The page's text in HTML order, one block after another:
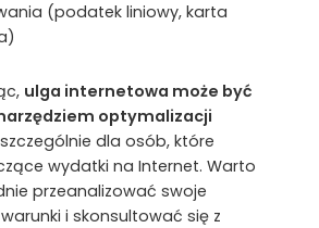
(podatek liniowy, karta
ulga internetowa może być
optymalizacji
dla osób, które
wydatki na Internet. Warto
przeanalizować swoje
i skonsultować się z